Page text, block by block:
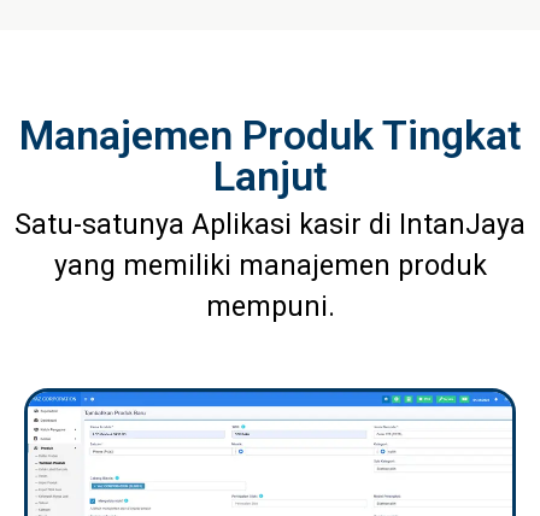
Manajemen Produk Tingkat
Lanjut
Satu-satunya Aplikasi kasir di IntanJaya
yang memiliki manajemen produk
mempuni.